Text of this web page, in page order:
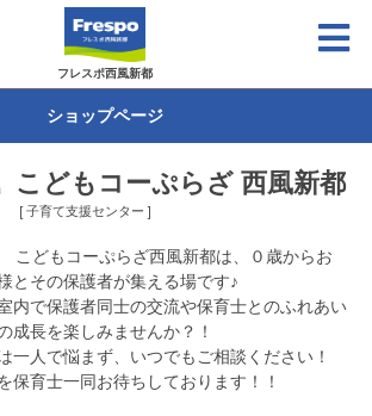
フレスポ西風新都
ショップページ
こどもコーぷらざ 西風新都
[ 子育て支援センター ]
こどもコーぷらざ西風新都は、０歳からお
とその保護者が集える場です♪
内で保護者同士の交流や保育士とのふれあい
成長を楽しみませんか？！
一人で悩まず、いつでもご相談ください！
保育士一同お待ちしております！！